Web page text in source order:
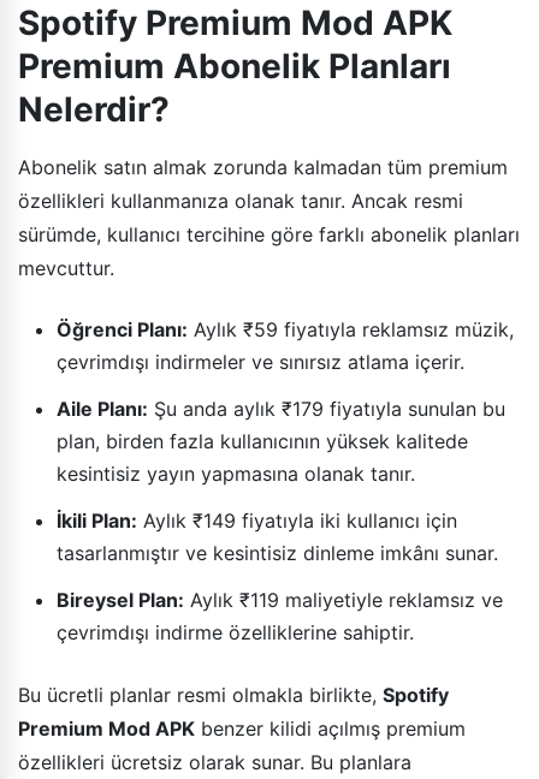
Spotify Premium Mod APK
Premium Abonelik Planları
Nelerdir?
Abonelik satın almak zorunda kalmadan tüm premium
özellikleri kullanmanıza olanak tanır. Ancak resmi
sürümde, kullanıcı tercihine göre farklı abonelik planları
mevcuttur.
Öğrenci Planı: Aylık ₹59 fiyatıyla reklamsız müzik,
çevrimdışı indirmeler ve sınırsız atlama içerir.
Aile Planı: Şu anda aylık ₹179 fiyatıyla sunulan bu
plan, birden fazla kullanıcının yüksek kalitede
kesintisiz yayın yapmasına olanak tanır.
İkili Plan: Aylık ₹149 fiyatıyla iki kullanıcı için
tasarlanmıştır ve kesintisiz dinleme imkânı sunar.
Bireysel Plan: Aylık ₹119 maliyetiyle reklamsız ve
çevrimdışı indirme özelliklerine sahiptir.
Bu ücretli planlar resmi olmakla birlikte, Spotify
Premium Mod APK benzer kilidi açılmış premium
özellikleri ücretsiz olarak sunar. Bu planlara